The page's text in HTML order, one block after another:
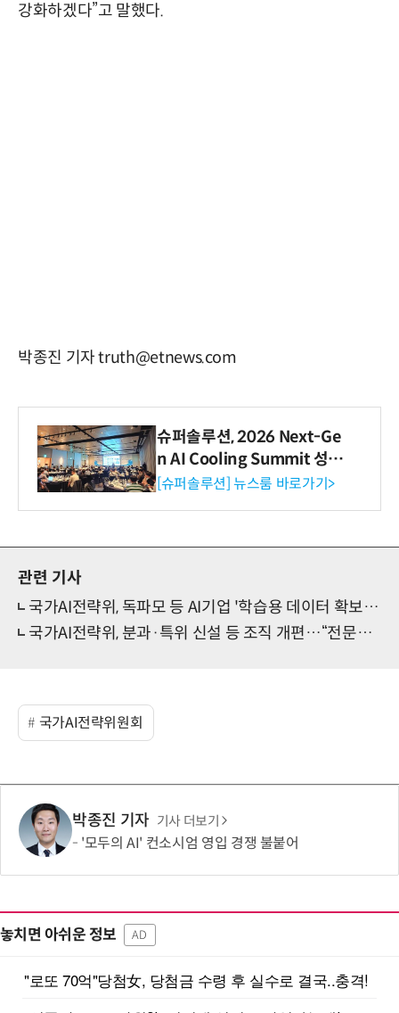
강화하겠다”고 말했다.
박종진 기자 truth@etnews.com
슈퍼솔루션, 2026 Next-Ge
n AI Cooling Summit 성황
리 성료
[슈퍼솔루션] 뉴스룸 바로가기>
관련 기사
국가AI전략위, 독파모 등 AI기업 '학습용 데이터 확보' 지원
국가AI전략위, 분과·특위 신설 등 조직 개편…“전문성 강화”
국가AI전략위원회
박종진 기자 기사 더보기
'모두의 AI' 컨소시엄 영입 경쟁 불붙어
놓치면 아쉬운 정보 AD